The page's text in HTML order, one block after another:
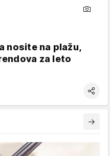
nosite na plažu,
za leto